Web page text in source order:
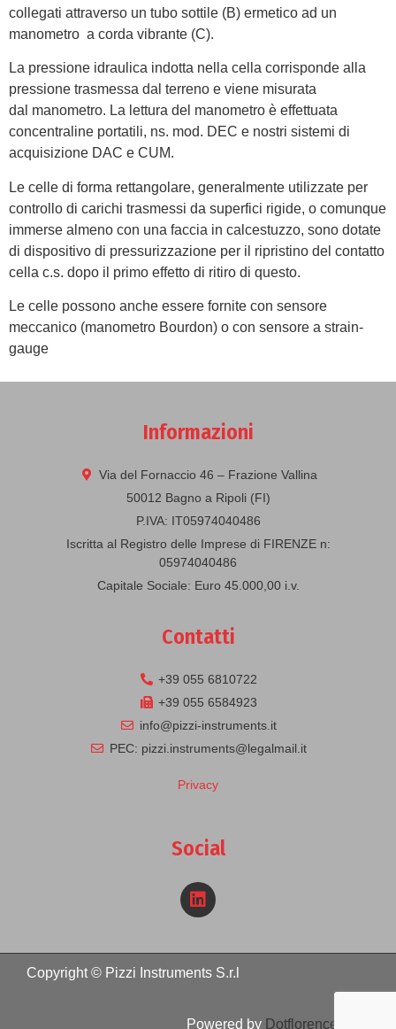
collegati attraverso un tubo sottile (B) ermetico ad un
manometro a corda vibrante (C).
La pressione idraulica indotta nella cella corrisponde alla
pressione trasmessa dal terreno e viene misurata
dal manometro. La lettura del manometro è effettuata
concentraline portatili, ns. mod. DEC e nostri sistemi di
acquisizione DAC e CUM.
Le celle di forma rettangolare, generalmente utilizzate per
controllo di carichi trasmessi da superfici rigide, o comunque
immerse almeno con una faccia in calcestuzzo, sono dotate
di dispositivo di pressurizzazione per il ripristino del contatto
cella c.s. dopo il primo effetto di ritiro di questo.
Le celle possono anche essere fornite con sensore
meccanico (manometro Bourdon) o con sensore a strain-
gauge
Informazioni
Via del Fornaccio 46 – Frazione Vallina
50012 Bagno a Ripoli (FI)
P.IVA: IT05974040486
Iscritta al Registro delle Imprese di FIRENZE n:
05974040486
Capitale Sociale: Euro 45.000,00 i.v.
Contatti
+39 055 6810722
+39 055 6584923
info@pizzi-instruments.it
PEC: pizzi.instruments@legalmail.it
Privacy
Social
Copyright © Pizzi Instruments S.r.l
Powered by Dotflorence® Srl